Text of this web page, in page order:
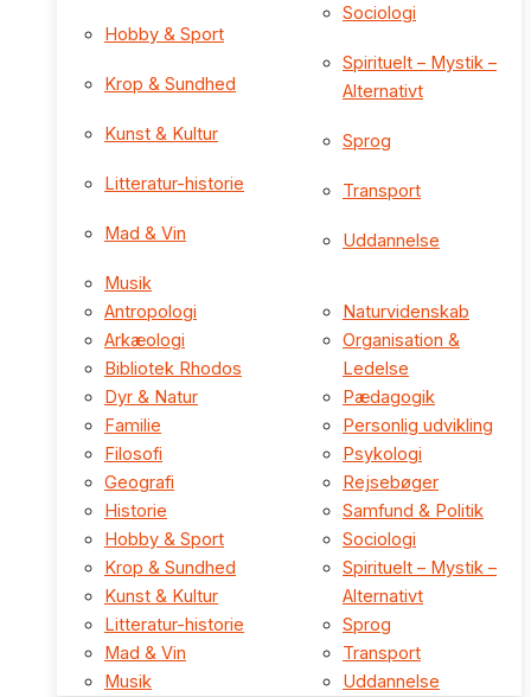
Hobby & Sport
Krop & Sundhed
Kunst & Kultur
Litteratur-historie
Mad & Vin
Musik
Sociologi
Spirituelt – Mystik –
Alternativt
Sprog
Transport
Uddannelse
Antropologi
Arkæologi
Bibliotek Rhodos
Dyr & Natur
Familie
Filosofi
Geografi
Historie
Hobby & Sport
Krop & Sundhed
Kunst & Kultur
Litteratur-historie
Mad & Vin
Musik
Naturvidenskab
Organisation &
Ledelse
Pædagogik
Personlig udvikling
Psykologi
Rejsebøger
Samfund & Politik
Sociologi
Spirituelt – Mystik –
Alternativt
Sprog
Transport
Uddannelse